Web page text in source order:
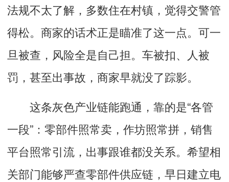
法规不太了解，多数住在村镇，觉得交警管
得松。商家的话术正是瞄准了这一点。可一
旦被查，风险全是自己担。车被扣、人被
罚，甚至出事故，商家早就没了踪影。
这条灰色产业链能跑通，靠的是“各管
一段”：零部件照常卖，作坊照常拼，销售
平台照常引流，出事跟谁都没关系。希望相
关部门能够严查零部件供应链，早日建立电